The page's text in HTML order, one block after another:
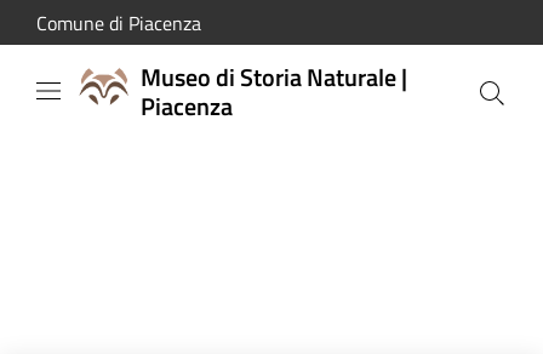
Salta al contenuto principale
Comune di Piacenza
Museo di Storia Naturale |
Piacenza